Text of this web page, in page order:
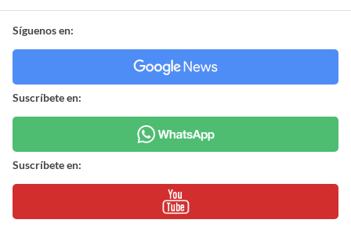
Síguenos en:
Suscríbete en:
Suscríbete en: